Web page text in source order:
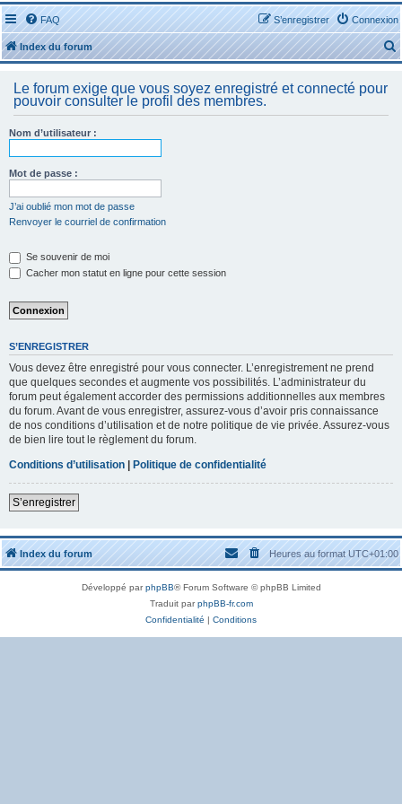
FAQ Connexion
S’enregistrer
Index du forum
e
Le forum exige que vous soyez enregistré et connecté pour
pouvoir consulter le profil des membres.
Nom d’utilisateur :
Mot de passe :
J’ai oublié mon mot de passe
Renvoyer le courriel de confirmation
Se souvenir de moi
Cacher mon statut en ligne pour cette session
S’ENREGISTRER
Vous devez être enregistré pour vous connecter. L’enregistrement ne prend
que quelques secondes et augmente vos possibilités. L’administrateur du
forum peut également accorder des permissions additionnelles aux membres
du forum. Avant de vous enregistrer, assurez-vous d’avoir pris connaissance
de nos conditions d’utilisation et de notre politique de vie privée. Assurez-vous
de bien lire tout le règlement du forum.
Conditions d’utilisation | Politique de confidentialité
S’enregistrer
Index du forum Heures au formatUTC+01:00
Développé parphpBB® Forum Software © phpBB Limited
Traduit parphpBB-fr.com
Confidentialité | Conditions